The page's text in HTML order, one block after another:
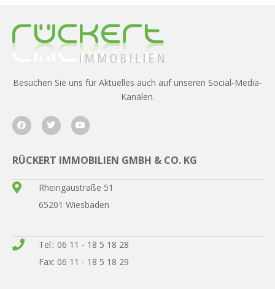
Besuchen Sie uns für Aktuelles auch auf unseren Social-Media-
Kanälen.
RÜCKERT IMMOBILIEN GMBH & CO. KG
Rheingaustraße 51
65201 Wiesbaden
Tel.: 06 11 - 18 5 18 28
Fax: 06 11 - 18 5 18 29